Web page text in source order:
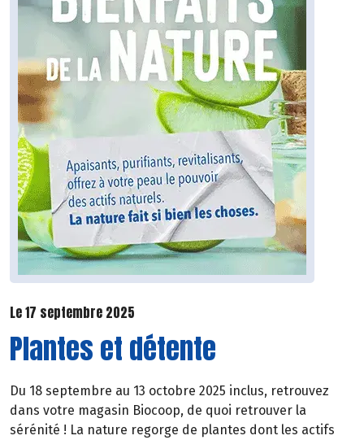
Le 17 septembre 2025
Plantes et détente
Du 18 septembre au 13 octobre 2025 inclus, retrouvez
dans votre magasin Biocoop, de quoi retrouver la
sérénité ! La nature regorge de plantes dont les actifs